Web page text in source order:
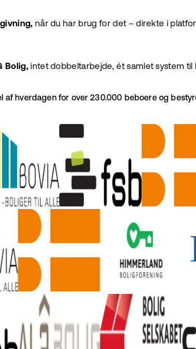
når du har brug for det – direkte i
Bolig,intet dobbeltarbejde, ét samlet system til
af hverdagen for over 230.000 beboere og